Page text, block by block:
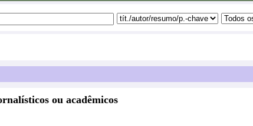
ou acadêmicos